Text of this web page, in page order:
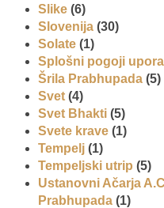
Slike (6)
Slovenija (30)
Solate (1)
Splošni pogoji
Šrila Prabhupada (5)
Svet (4)
Svet Bhakti (5)
Svete krave (1)
Tempelj (1)
Tempeljski utrip (5)
Ustanovni Ačarja
Prabhupada (1)